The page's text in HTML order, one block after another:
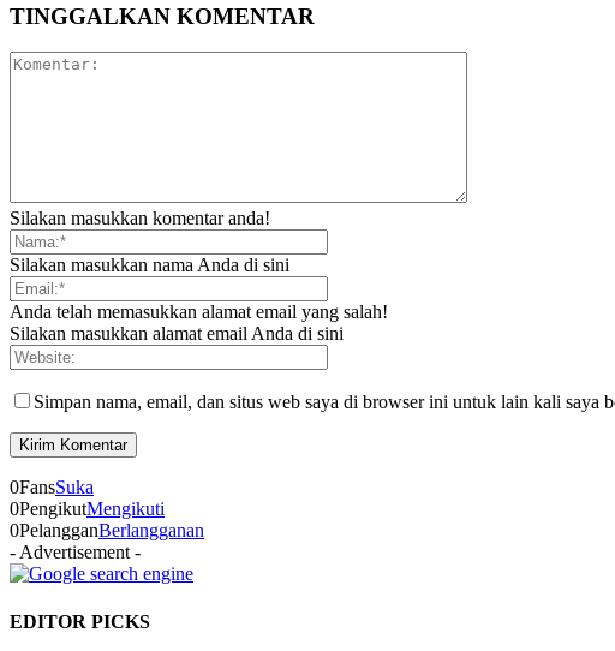
TINGGALKAN KOMENTAR
Silakan masukkan komentar anda!
Silakan masukkan nama Anda di sini
Anda telah memasukkan alamat email yang salah!
Silakan masukkan alamat email Anda di sini
Simpan nama, email, dan situs web saya di browser ini untuk lain kali saya
0FansSuka
0PengikutMengikuti
0PelangganBerlangganan
- Advertisement -
EDITOR PICKS